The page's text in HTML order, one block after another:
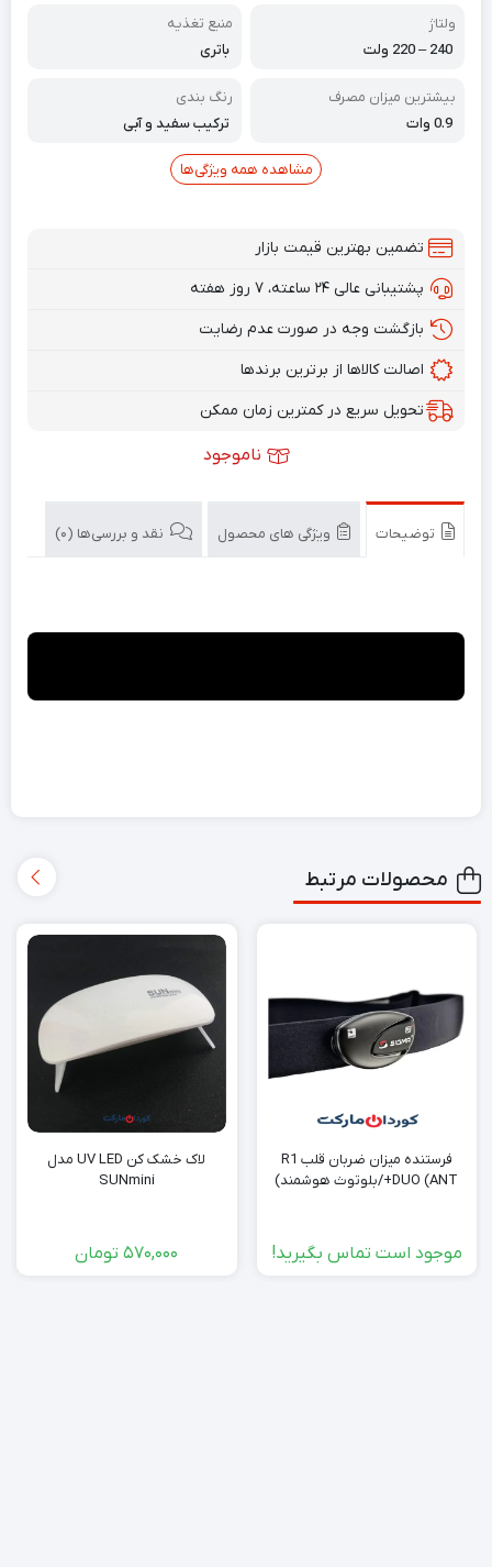
ولتاژ
240 – 220 ولت
منبع تغذیه
باتری
بیشترین میزان مصرف
0.9 وات
رنگ بندی
ترکیب سفید و آبی
مشاهده همه ویژگی‌ها
تضمین بهترین قیمت بازار
پشتیبانی عالی ۲۴ ساعته، ۷ روز هفته
بازگشت وجه در صورت عدم رضایت
اصالت کالاها از برترین برندها
تحویل سریع در کمترین زمان ممکن
ناموجود
توضیحات ویژگی های محصول نقد و بررسی‌ها (0)
محصولات مرتبط
فرستنده میزان ضربان قلب R1
DUO (ANT+/بلوتوث هوشمند)
موجود است تماس بگیرید!
لاک خشک کن UV LED مدل
SUNmini
570,000 تومان